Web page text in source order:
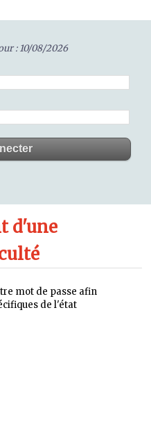
: 10/08/2026
d'une
mot de passe afin
de l'état